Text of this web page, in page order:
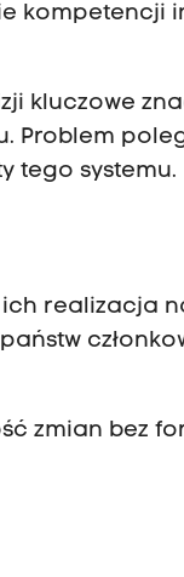
kompetencji
kluczowe
Problem
tego systemu.
realizacja
zmian bez